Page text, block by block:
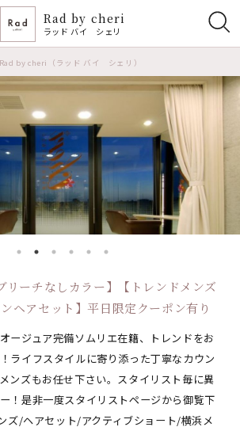
Rad by cheri（ラッド バイ シェリ）
Rad by cheri
ラッド バイ シェリ
リーチなしカラー】【トレンドメンズ
ヘアセット】平日限定クーポン有り
ージュア完備ソムリエ在籍、トレンドをお
ライフスタイルに寄り添った丁寧なカウン
ンズもお任せ下さい。スタイリスト毎に異
！是非一度スタイリストページから御覧下
ズ/ヘアセット/アクティブショート/横浜メ